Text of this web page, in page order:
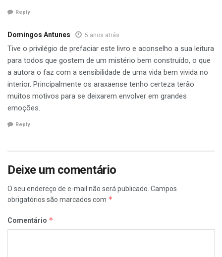
Reply
Domingos Antunes 5 anos atrás
Tive o privilégio de prefaciar este livro e aconselho a sua leitura
para todos que gostem de um mistério bem construído, o que
a autora o faz com a sensibilidade de uma vida bem vivida no
interior. Principalmente os araxaense tenho certeza terão
muitos motivos para se deixarem envolver em grandes
emoções.
Reply
Deixe um comentário
O seu endereço de e-mail não será publicado. Campos
obrigatórios são marcados com *
Comentário *